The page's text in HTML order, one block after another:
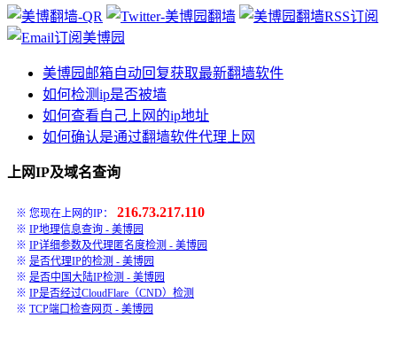
美博园邮箱自动回复获取最新翻墙软件
如何检测ip是否被墙
如何查看自己上网的ip地址
如何确认是通过翻墙软件代理上网
上网IP及域名查询
※ 您现在上网的IP： 216.73.217.110
※ IP地理信息查询 - 美博园
※ IP详细参数及代理匿名度检测 - 美博园
※ 是否代理IP的检测 - 美博园
※ 是否中国大陆IP检测 - 美博园
※ IP是否经过CloudFlare（CND）检测
※ TCP端口检查网页 - 美博园